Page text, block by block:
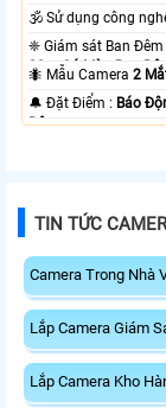
20m Có Màu Ban
🐜 Mẫu Camera2
️🔔 Đặt Điểm : Báo
Động.
TIN TỨC
Camera Trong Nhà
Lắp Camera Giám
Lắp Camera Kho